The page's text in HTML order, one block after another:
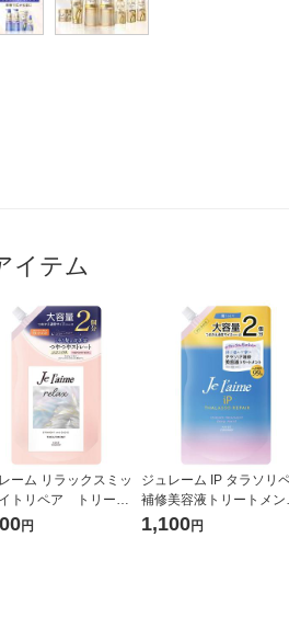
イテム
ーム リラックスミッ
トリペア トリート
ストレート＆グロ
替え 680mL
円
ジュレーム IP タラソリ
補修美容液トリートメン
ディープモイスト 詰替
mL 1個
1,100円